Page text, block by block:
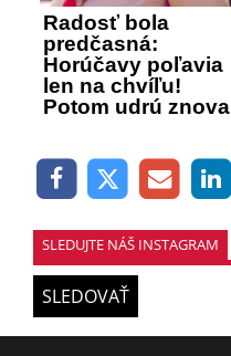
Radosť bola
predčasná:
Horúčavy poľavia
len na chvíľu!
Potom udrú znova
SLEDUJTE NÁŠ INSTAGRAM
SLEDOVAŤ